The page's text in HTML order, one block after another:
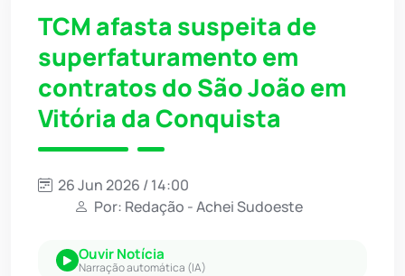
TCM afasta suspeita de
superfaturamento em
contratos do São João em
Vitória da Conquista
26 Jun 2026 / 14:00
Por: Redação - Achei Sudoeste
Ouvir Notícia
Narração automática (IA)